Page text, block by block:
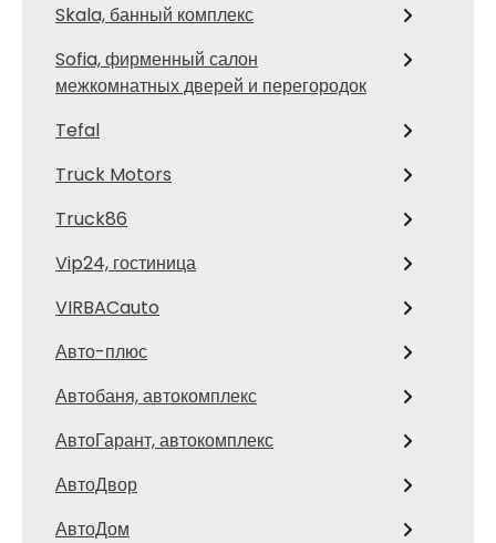
Skala, банный комплекс
Sofia, фирменный салон
межкомнатных дверей и перегородок
Tefal
Truck Motors
Truck86
Vip24, гостиница
VIRBACauto
Авто-плюс
Автобаня, автокомплекс
АвтоГарант, автокомплекс
АвтоДвор
АвтоДом